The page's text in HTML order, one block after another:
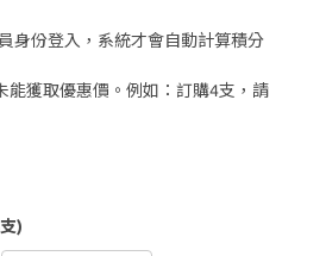
身份登入，系統才會自動計算積分
能獲取優惠價。例如：訂購4支，請
)